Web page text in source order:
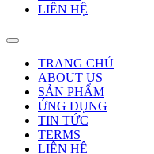
LIÊN HỆ
TRANG CHỦ
ABOUT US
SẢN PHẨM
ỨNG DỤNG
TIN TỨC
TERMS
LIÊN HỆ